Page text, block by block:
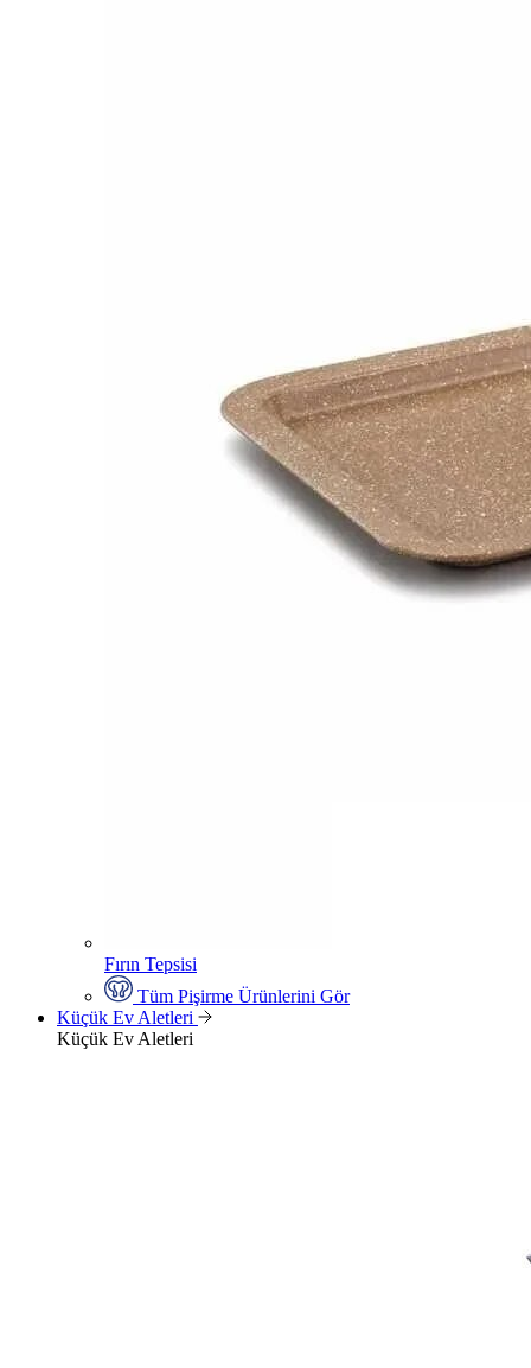
Fırın Tepsisi
Tüm Pişirme Ürünlerini Gör
Küçük Ev Aletleri
Küçük Ev Aletleri